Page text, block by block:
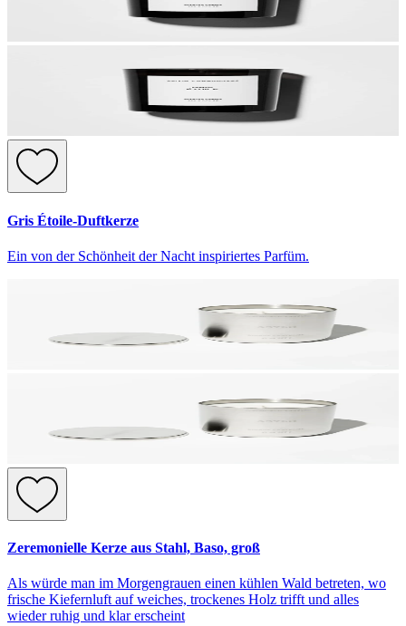
Gris Étoile-Duftkerze
Ein von der Schönheit der Nacht inspiriertes Parfüm.
Zeremonielle Kerze aus Stahl, Baso, groß
Als würde man im Morgengrauen einen kühlen Wald betreten, wo
frische Kiefernluft auf weiches, trockenes Holz trifft und alles
wieder ruhig und klar erscheint